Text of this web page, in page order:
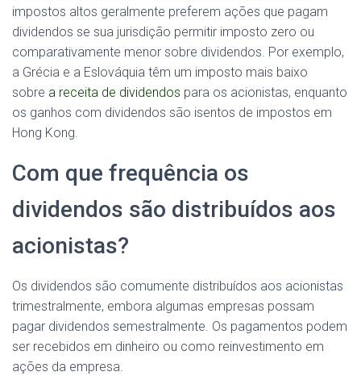
impostos altos geralmente preferem ações que pagam
dividendos se sua jurisdição permitir imposto zero ou
comparativamente menor sobre dividendos. Por exemplo,
a Grécia e a Eslováquia têm um imposto mais baixo
sobre a receita de dividendos para os acionistas, enquanto
os ganhos com dividendos são isentos de impostos em
Hong Kong.
Com que frequência os
dividendos são distribuídos aos
acionistas?
Os dividendos são comumente distribuídos aos acionistas
trimestralmente, embora algumas empresas possam
pagar dividendos semestralmente. Os pagamentos podem
ser recebidos em dinheiro ou como reinvestimento em
ações da empresa.